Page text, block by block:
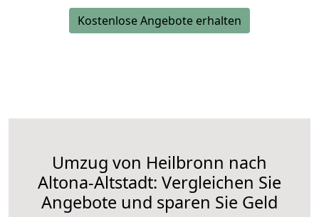
Kostenlose Angebote erhalten
Umzug von Heilbronn nach
Altona-Altstadt: Vergleichen Sie
Angebote und sparen Sie Geld